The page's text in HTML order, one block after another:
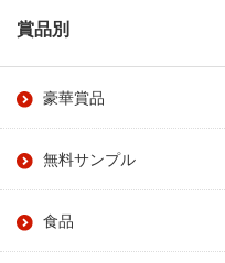
賞品別
豪華賞品
無料サンプル
食品